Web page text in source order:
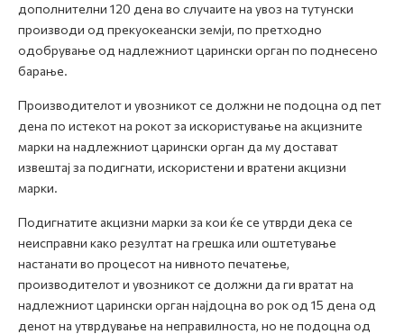
дополнителни 120 дена во случаите на увоз на тутунски
производи од прекуокеански земји, по претходно
одобрување од надлежниот царински орган по поднесено
барање.
Производителот и увозникот се должни не подоцна од пет
дена по истекот на рокот за искористување на акцизните
марки на надлежниот царински орган да му достават
извештај за подигнати, искористени и вратени акцизни
марки.
Подигнатите акцизни марки за кои ќе се утврди дека се
неисправни како резултат на грешка или оштетување
настанати во процесот на нивното печатење,
производителот и увозникот се должни да ги вратат на
надлежниот царински орган најдоцна во рок од 15 дена од
денот на утврдување на неправилноста, но не подоцна од